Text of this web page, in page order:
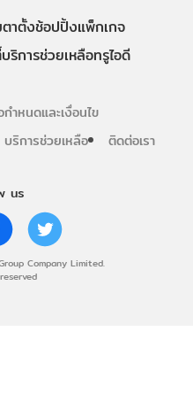
us
Company Limited.
ตาตั้งช้อปปิ้งแพ็กเกจ
บริการช่วยเหลือทรูไอดี
กำหนดและเงื่อนไข
บริการช่วยเหลือ ติดต่อเรา